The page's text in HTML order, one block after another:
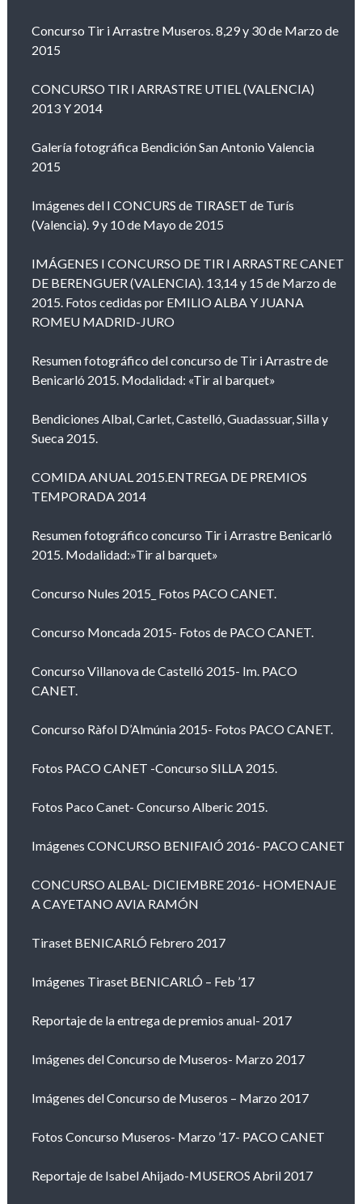
Concurso Tir i Arrastre Museros. 8,29 y 30 de Marzo de
2015
CONCURSO TIR I ARRASTRE UTIEL (VALENCIA)
2013 Y 2014
Galería fotográfica Bendición San Antonio Valencia
2015
Imágenes del I CONCURS de TIRASET de Turís
(Valencia). 9 y 10 de Mayo de 2015
IMÁGENES I CONCURSO DE TIR I ARRASTRE CANET
DE BERENGUER (VALENCIA). 13,14 y 15 de Marzo de
2015. Fotos cedidas por EMILIO ALBA Y JUANA
ROMEU MADRID-JURO
Resumen fotográfico del concurso de Tir i Arrastre de
Benicarló 2015. Modalidad: «Tir al barquet»
Bendiciones Albal, Carlet, Castelló, Guadassuar, Silla y
Sueca 2015.
COMIDA ANUAL 2015.ENTREGA DE PREMIOS
TEMPORADA 2014
Resumen fotográfico concurso Tir i Arrastre Benicarló
2015. Modalidad:»Tir al barquet»
Concurso Nules 2015_ Fotos PACO CANET.
Concurso Moncada 2015- Fotos de PACO CANET.
Concurso Villanova de Castelló 2015- Im. PACO
CANET.
Concurso Ràfol D’Almúnia 2015- Fotos PACO CANET.
Fotos PACO CANET -Concurso SILLA 2015.
Fotos Paco Canet- Concurso Alberic 2015.
Imágenes CONCURSO BENIFAIÓ 2016- PACO CANET
CONCURSO ALBAL- DICIEMBRE 2016- HOMENAJE
A CAYETANO AVIA RAMÓN
Tiraset BENICARLÓ Febrero 2017
Imágenes Tiraset BENICARLÓ – Feb ’17
Reportaje de la entrega de premios anual- 2017
Imágenes del Concurso de Museros- Marzo 2017
Imágenes del Concurso de Museros – Marzo 2017
Fotos Concurso Museros- Marzo ’17- PACO CANET
Reportaje de Isabel Ahijado-MUSEROS Abril 2017